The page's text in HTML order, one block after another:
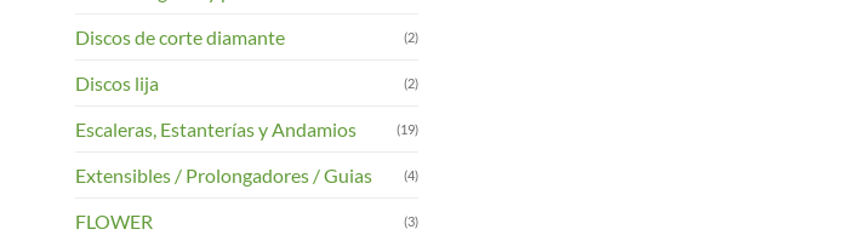
Discos de corte diamante (2)
Discos lija (2)
Escaleras, Estanterías y Andamios (19)
Extensibles / Prolongadores / Guias (4)
FLOWER (3)